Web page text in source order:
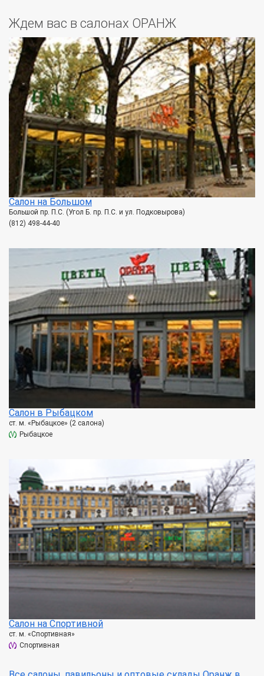
Ждем вас в салонах ОРАНЖ
Салон на Большом
Большой пр. П.С. (Угол Б. пр. П.С. и ул. Подковырова)
(812) 498-44-40
Салон в Рыбацком
ст. м. «Рыбацкое» (2 салона)
Рыбацкое
Салон на Спортивной
ст. м. «Спортивная»
Спортивная